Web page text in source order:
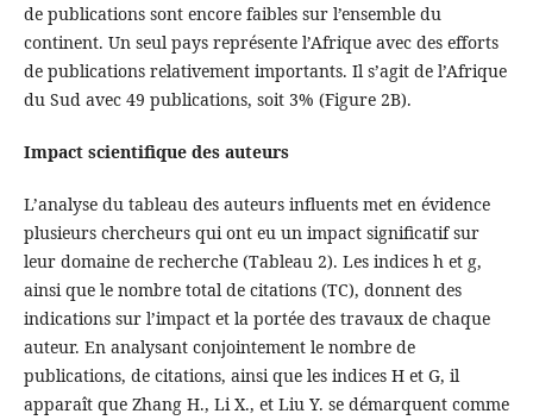
de publications sont encore faibles sur l’ensemble du
continent. Un seul pays représente l’Afrique avec des efforts
de publications relativement importants. Il s’agit de l’Afrique
du Sud avec 49 publications, soit 3% (Figure 2B).
Impact scientifique des auteurs
L’analyse du tableau des auteurs influents met en évidence
plusieurs chercheurs qui ont eu un impact significatif sur
leur domaine de recherche (Tableau 2). Les indices h et g,
ainsi que le nombre total de citations (TC), donnent des
indications sur l’impact et la portée des travaux de chaque
auteur. En analysant conjointement le nombre de
publications, de citations, ainsi que les indices H et G, il
apparaît que Zhang H., Li X., et Liu Y. se démarquent comme